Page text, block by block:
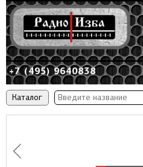
Каталог
+7 (495) 9640838